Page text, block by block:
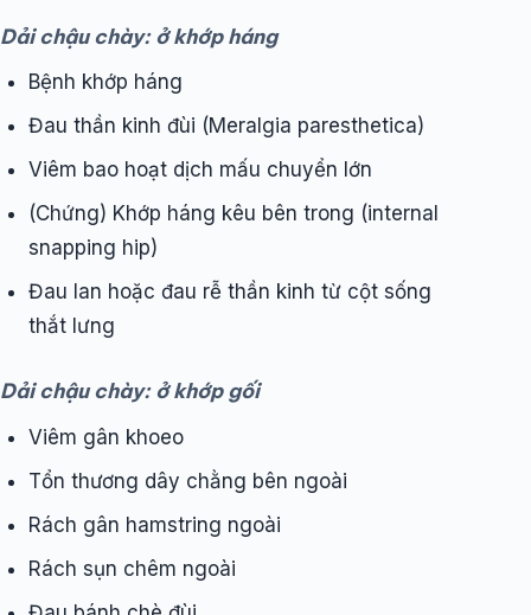
Dải chậu chày: ở khớp háng
Bệnh khớp háng
Đau thần kinh đùi (Meralgia paresthetica)
Viêm bao hoạt dịch mấu chuyển lớn
(Chứng) Khớp háng kêu bên trong (internal
snapping hip)
Đau lan hoặc đau rễ thần kinh từ cột sống
thắt lưng
Dải chậu chày: ở khớp gối
Viêm gân khoeo
Tổn thương dây chằng bên ngoài
Rách gân hamstring ngoài
Rách sụn chêm ngoài